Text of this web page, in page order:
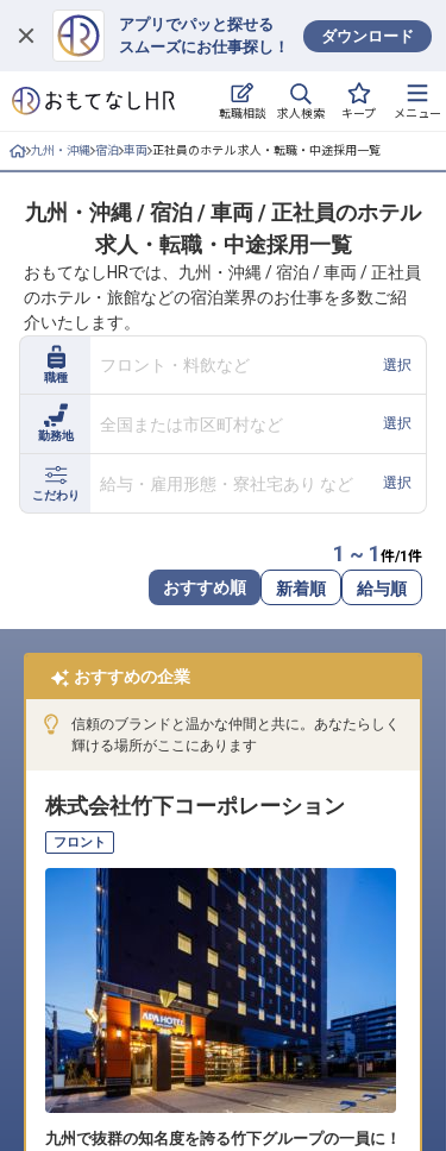
アプリでパッと探せる
スムーズにお仕事探し！
ダウンロード
転職相談 求人検索 キープ メニュー
ログイン
求人・施設を探す
就職・転職 合同説明会
おもてなしHRについて
ご利用の流れ
よくある質問
ホテル・宿泊業界情報コラム
転職サポートに申し込む
採用をお考えの企業様へ
九州・沖縄 宿泊 車両 正社員のホテル 求人・転職・中途採用一覧
九州・沖縄 / 宿泊 / 車両 / 正社員のホテル
求人・転職・中途採用一覧
おもてなしHRでは、九州・沖縄 / 宿泊 / 車両 / 正社員
のホテル・旅館などの宿泊業界のお仕事を多数ご紹
介いたします。
職種
フロント・料飲など 選択
勤務地
全国または市区町村など 選択
こだわり
給与・雇用形態・寮社宅あり など 選択
1 ~ 1 件/1 件
おすすめ順 新着順 給与順
おすすめの企業
信頼のブランドと温かな仲間と共に。あなたらしく
輝ける場所がここにあります
株式会社竹下コーポレーション
フロント
九州で抜群の知名度を誇る竹下グループの一員に！